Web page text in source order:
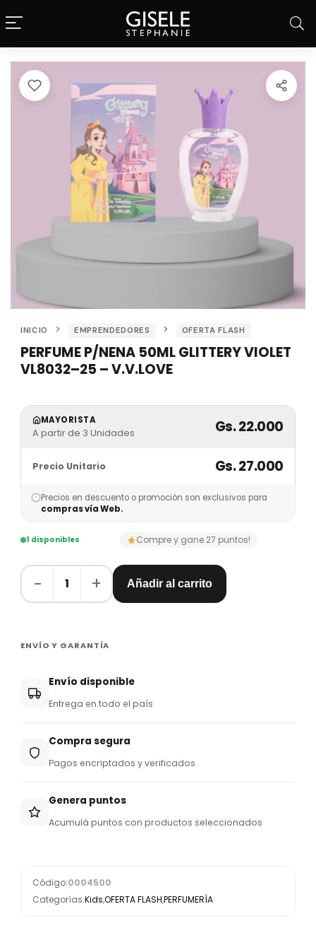
INICIO EMPRENDEDORES OFERTA FLASH
PERFUME P/NENA 50ML GLITTERY VIOLET
VL8032–25 – V.V.LOVE
MAYORISTA
A partir de 3 Unidades Gs. 22.000
Precio Unitario Gs. 27.000
Precios en descuento o promoción son exclusivos para
compras vía Web.
1 disponibles Compre y gane 27 puntos!
− 1 + Añadir al carrito
ENVÍO Y GARANTÍA
Envío disponible
Entrega en todo el país
Compra segura
Pagos encriptados y verificados
Genera puntos
Acumulá puntos con productos seleccionados
Código:0004500
Categorías:Kids,OFERTA FLASH,PERFUMERÍA